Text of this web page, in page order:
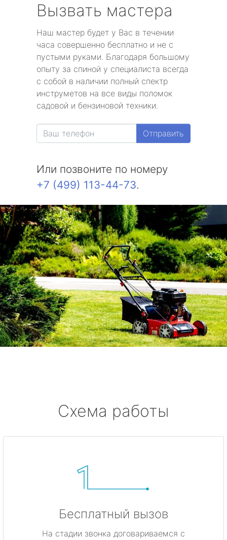
Вызвать мастера
Наш мастер будет у Вас в течении
часа совершенно бесплатно и не с
пустыми руками. Благодаря большому
опыту за спиной у специалиста всегда
с собой в наличии полный спектр
инструметов на все виды поломок
садовой и бензиновой техники.
Отправить
Или позвоните по номеру
+7 (499) 113-44-73.
Схема работы
Бесплатный вызов
На стадии звонка договариваемся с